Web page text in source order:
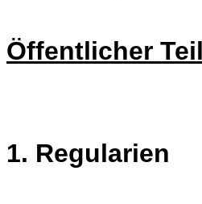
Öffentlicher
1. Regularien